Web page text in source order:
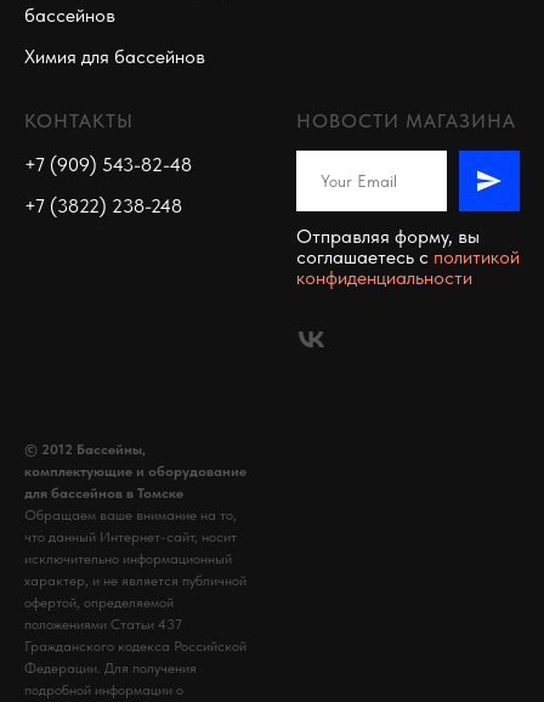
бассейнов
Химия для бассейнов
КОНТАКТЫ
+7 (909) 543-82-48
+7 (3822) 238-248
НОВОСТИ МАГАЗИНА
Отправляя форму, вы
соглашаетесь c политикой
конфиденциальности
© 2012 Бассейны,
комплектующие и оборудование
для бассейнов в Томске
Обращаем ваше внимание на то,
что данный Интернет-сайт, носит
исключительно информационный
характер, и не является публичной
офертой, определяемой
положениями Статьи 437
Гражданского кодекса Российской
Федерации. Для получения
подробной информации о